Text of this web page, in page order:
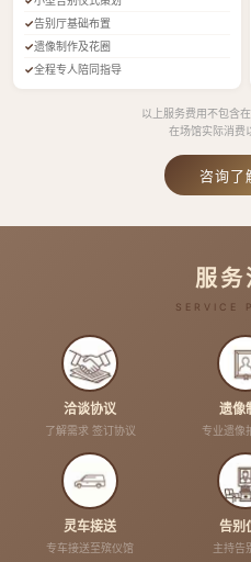
告别厅基础布置
遗像制作及花圈
全程专人陪同指导
以上服务费用不包含
在场馆实际消费
咨询了
服务
SERVICE
洽谈协议
了解需求 签订协议
遗像
专业遗像
灵车接送
专车接送至殡仪馆
告别
主持告